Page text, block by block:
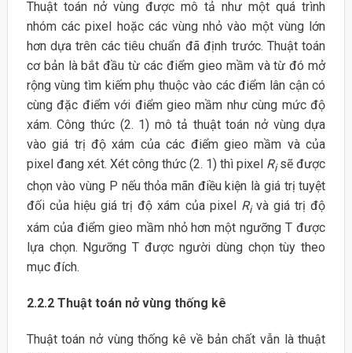
Thuật toán nở vùng được mô tả như một quá trình
nhóm các pixel hoặc các vùng nhỏ vào một vùng lớn
hơn dựa trên các tiêu chuẩn đã định trước. Thuật toán
cơ bản là bắt đầu từ các điểm gieo mầm và từ đó mở
rộng vùng tìm kiếm phụ thuộc vào các điểm lân cận có
cùng đặc điểm với điểm gieo mầm như cùng mức độ
xám. Công thức (2. 1) mô tả thuật toán nở vùng dựa
vào giá trị độ xám của các điểm gieo mầm và của
pixel đang xét. Xét công thức (2. 1) thì pixel Risẽ được
chọn vào vùng P nếu thỏa mãn điều kiện là giá trị tuyệt
đối của hiệu giá trị độ xám của pixel Rivà giá trị độ
xám của điểm gieo mầm nhỏ hơn một ngưỡng T được
lựa chọn. Ngưỡng T được người dùng chọn tùy theo
mục đích.
2.2.2 Thuật toán nở vùng thống kê
Thuật toán nở vùng thống kê về bản chất vẫn là thuật